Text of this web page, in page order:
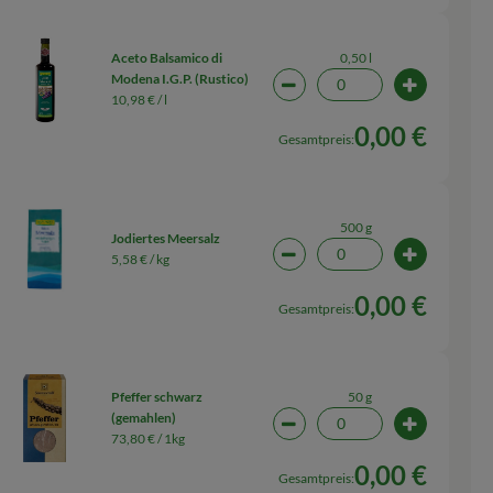
ändern
Aceto Balsamico di
Modena I.G.P. (Rustico)
10,98 € /l
0,50 l
Artikelanzahl verringern
Gesamtpreis:0,00 €
ändern
Jodiertes Meersalz
5,58 € /kg
500 g
Artikelanzahl verringern
Gesamtpreis:0,00 €
ändern
Pfeffer schwarz
(gemahlen)
73,80 € /1kg
50 g
Artikelanzahl verringern
Gesamtpreis:0,00 €